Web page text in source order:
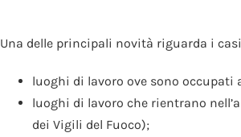
Una delle principali novità riguarda i
luoghi di lavoro ove sono occupati
luoghi di lavoro che rientrano
dei Vigili del Fuoco);